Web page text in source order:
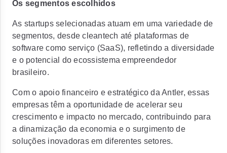
Os segmentos escolhidos
As startups selecionadas atuam em uma variedade de
segmentos, desdecleantech até plataformas de
software como serviço (SaaS), refletindo a diversidade
e o potencial do ecossistema empreendedor
brasileiro.
Com o apoio financeiro e estratégico da Antler, essas
empresas têm a oportunidade de acelerar seu
crescimento e impacto no mercado, contribuindo para
a dinamização da economia e o surgimento de
soluções inovadoras em diferentes setores.